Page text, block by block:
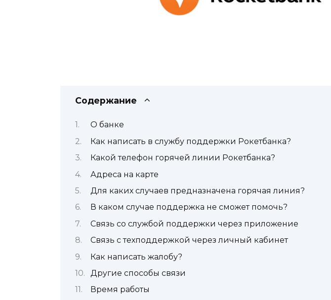
Содержание
О банке
Как написать в службу поддержки Рокетбанка?
Какой телефон горячей линии Рокетбанка?
Адреса на карте
Для каких случаев предназначена горячая линия?
В каком случае поддержка не сможет помочь?
Связь со службой поддержки через приложение
Связь с техподдержкой через личный кабинет
Как написать жалобу?
Другие способы связи
Время работы